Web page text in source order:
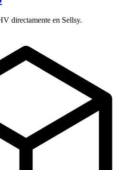
directamente en Sellsy.